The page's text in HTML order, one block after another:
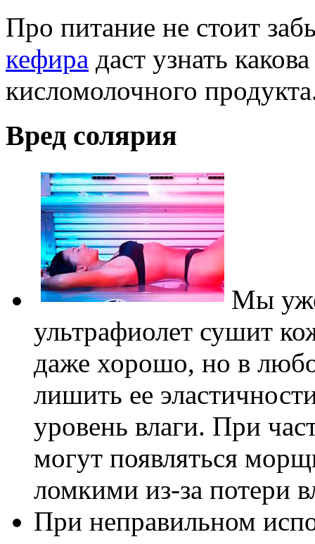
Про питание не стоит
кефира даст узнать
кисломолочного
Вред солярия
Мы
ультрафиолет сушит
даже хорошо, но в
лишить ее
уровень влаги. При
могут появляться
ломкими из-за потери
При неправильном